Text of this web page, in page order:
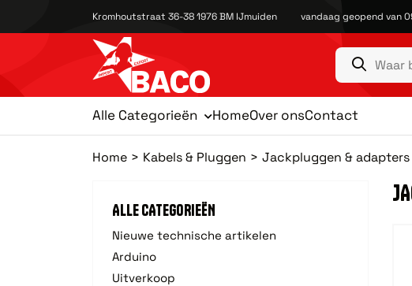
Kromhoutstraat 36-38 1976 BM IJmuiden vandaag geopend van
Alle Categorieën HomeOver onsContact
Home Kabels & Pluggen Jackpluggen & adapters
ALLE CATEGORIEËN
Nieuwe technische artikelen
Arduino
Uitverkoop